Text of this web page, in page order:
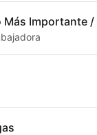
Más Importante